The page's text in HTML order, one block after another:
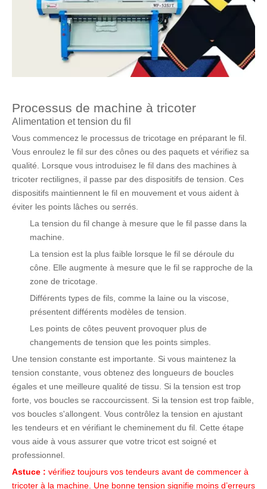
Processus de machine à tricoter
Alimentation et tension du fil
Vous commencez le processus de tricotage en préparant le fil.
Vous enroulez le fil sur des cônes ou des paquets et vérifiez sa
qualité. Lorsque vous introduisez le fil dans des machines à
tricoter rectilignes, il passe par des dispositifs de tension. Ces
dispositifs maintiennent le fil en mouvement et vous aident à
éviter les points lâches ou serrés.
La tension du fil change à mesure que le fil passe dans la
machine.
La tension est la plus faible lorsque le fil se déroule du
cône. Elle augmente à mesure que le fil se rapproche de la
zone de tricotage.
Différents types de fils, comme la laine ou la viscose,
présentent différents modèles de tension.
Les points de côtes peuvent provoquer plus de
changements de tension que les points simples.
Une tension constante est importante. Si vous maintenez la
tension constante, vous obtenez des longueurs de boucles
égales et une meilleure qualité de tissu. Si la tension est trop
forte, vos boucles se raccourcissent. Si la tension est trop faible,
vos boucles s'allongent. Vous contrôlez la tension en ajustant
les tendeurs et en vérifiant le cheminement du fil. Cette étape
vous aide à vous assurer que votre tricot est soigné et
professionnel.
Astuce : vérifiez toujours vos tendeurs avant de commencer à
tricoter à la machine. Une bonne tension signifie moins d’erreurs